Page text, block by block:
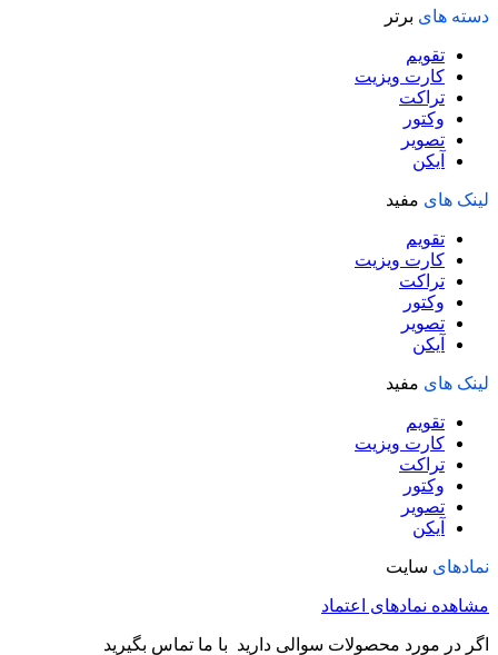
دسته های برتر
تقویم
کارت ویزیت
تراکت
وکتور
تصویر
آیکن
لینک های مفید
تقویم
کارت ویزیت
تراکت
وکتور
تصویر
آیکن
لینک های مفید
تقویم
کارت ویزیت
تراکت
وکتور
تصویر
آیکن
نمادهای سایت
مشاهده نمادهای اعتماد
اگر در مورد محصولات سوالی دارید با ما تماس بگیرید